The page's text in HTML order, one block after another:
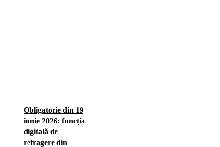
Obligatorie din 19
iunie 2026: funcția
digitală de
retragere din